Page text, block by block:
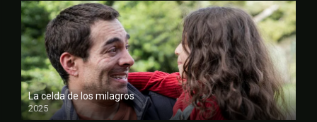
La celda de los milagros
2025
FULL HD